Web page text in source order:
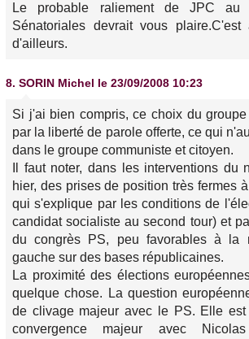
Le probable raliement de JPC au
Sénatoriales devrait vous plaire.C'est
d'ailleurs.
8. SORIN Michel le 23/09/2008 10:23
Si j'ai bien compris, ce choix du
par la liberté de parole offerte, ce qui
dans le groupe communiste et citoyen.
Il faut noter, dans les interventions du
hier, des prises de position très fermes
qui s'explique par les conditions de
candidat socialiste au second tour) et
du congrès PS, peu favorables à la
gauche sur des bases républicaines.
La proximité des élections
quelque chose. La question
de clivage majeur avec le PS. Elle
convergence majeur avec Nicolas